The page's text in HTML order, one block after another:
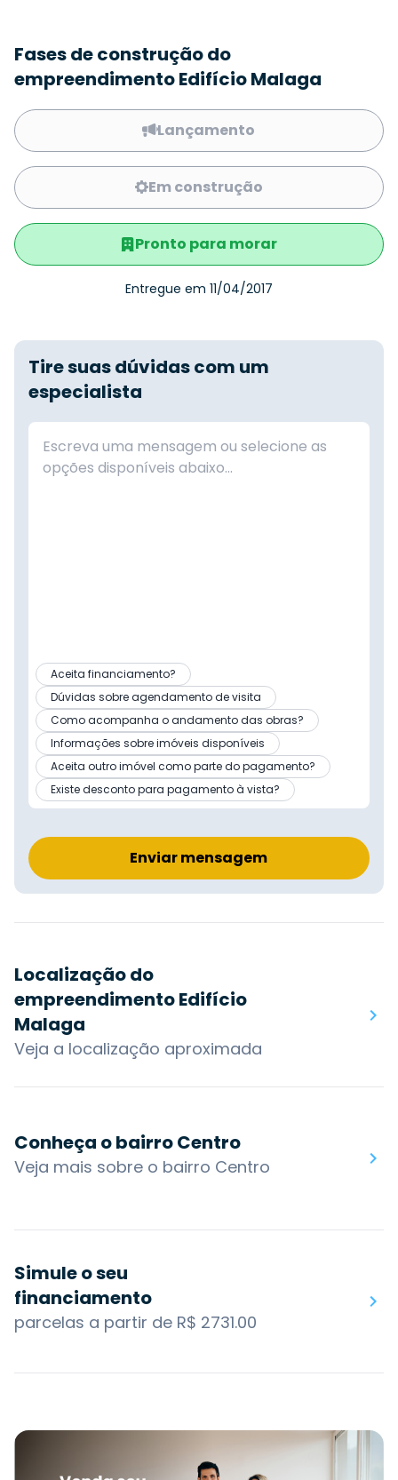
Fases de construção do
empreendimento Edifício Malaga
Lançamento
Em construção
Pronto para morar
Entregue em 11/04/2017
Tire suas dúvidas com um
especialista
Aceita financiamento?
Dúvidas sobre agendamento de visita
Como acompanha o andamento das obras?
Informações sobre imóveis disponíveis
Aceita outro imóvel como parte do pagamento?
Existe desconto para pagamento à vista?
Enviar mensagem
Localização do
empreendimento Edifício
Malaga
Veja a localização aproximada
Conheça o bairro Centro
Veja mais sobre o bairro Centro
Simule o seu
financiamento
parcelas a partir de R$ 2731.00